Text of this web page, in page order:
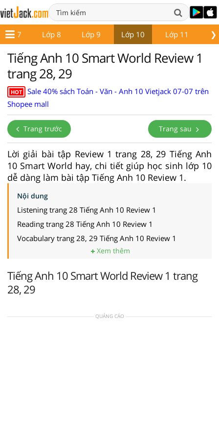
❯
Lớp 7 Lớp 8 Lớp 9 Lớp 10 Lớp 11
Tiếng Anh 10 Smart World Review 1
trang 28, 29
HOT
Sale 40% sách Toán - Văn - Anh 10 Vietjack 07-07 trên
Shopee mall
Trang trước Trang sau
Lời giải bài tập Review 1 trang 28, 29 Tiếng Anh
10 Smart World hay, chi tiết giúp học sinh lớp 10
dễ dàng làm bài tập Tiếng Anh 10 Review 1.
Nội dung
Listening trang 28 Tiếng Anh 10 Review 1
Reading trang 28 Tiếng Anh 10 Review 1
Vocabulary trang 28, 29 Tiếng Anh 10 Review 1
Xem thêm
Tiếng Anh 10 Smart World Review 1 trang
28, 29
QUẢNG CÁO